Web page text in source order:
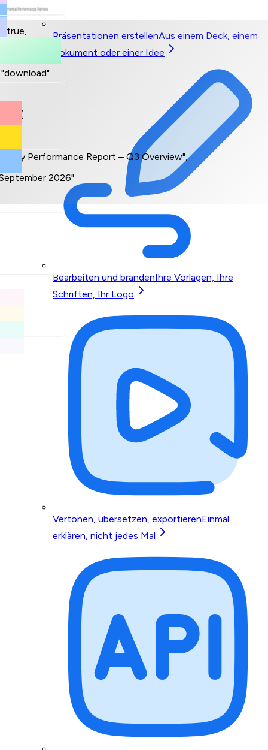
Präsentationen erstellenAus einem Deck, einem
Dokument oder einer Idee
Bearbeiten und brandenIhre Vorlagen, Ihre
Schriften, Ihr Logo
Vertonen, übersetzen, exportierenEinmal
erklären, nicht jedes Mal
{
true,
{
Performance Report – Q3 Overview",
2026"